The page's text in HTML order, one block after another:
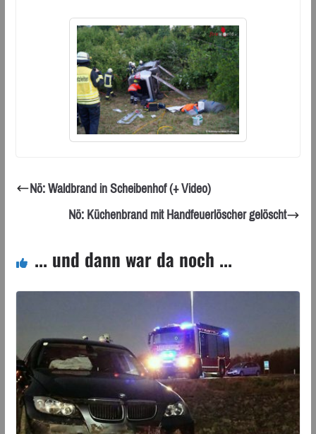
Nö: Waldbrand in Scheibenhof (+ Video)
Nö: Küchenbrand mit Handfeuerlöscher gelöscht
... und dann war da noch ...